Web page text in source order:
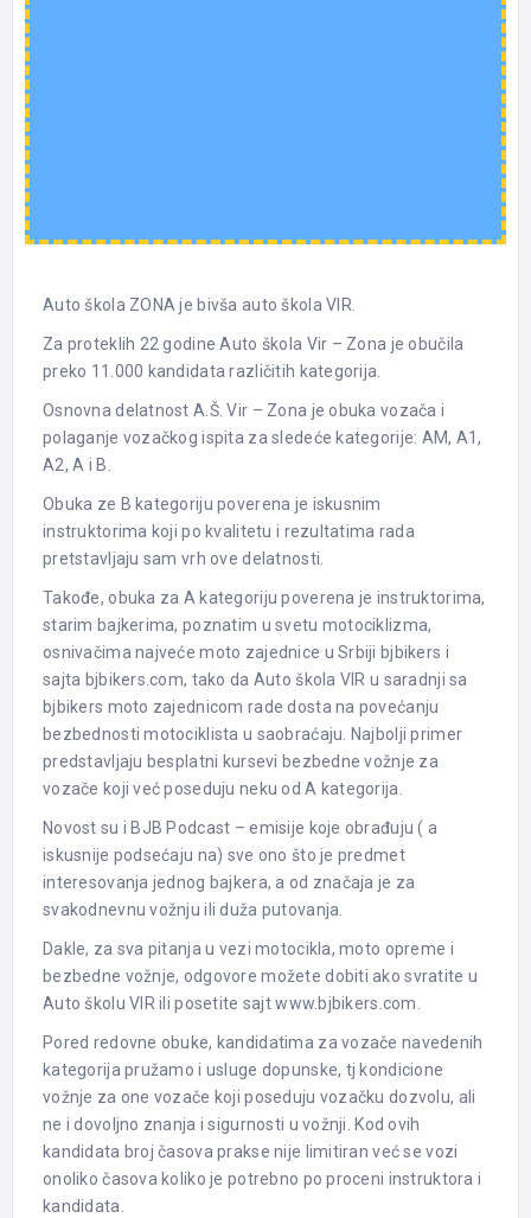
Auto škola ZONA je bivša auto škola VIR.
Za proteklih 22 godine Auto škola Vir – Zona je obučila
preko 11.000 kandidata različitih kategorija.
Osnovna delatnost A.Š. Vir – Zona je obuka vozača i
polaganje vozačkog ispita za sledeće kategorije: AM, A1,
A2, A i B.
Obuka ze B kategoriju poverena je iskusnim
instruktorima koji po kvalitetu i rezultatima rada
pretstavljaju sam vrh ove delatnosti.
Takođe, obuka za A kategoriju poverena je instruktorima,
starim bajkerima, poznatim u svetu motociklizma,
osnivačima najveće moto zajednice u Srbiji bjbikers i
sajta bjbikers.com, tako da Auto škola VIR u saradnji sa
bjbikers moto zajednicom rade dosta na povećanju
bezbednosti motociklista u saobraćaju. Najbolji primer
predstavljaju besplatni kursevi bezbedne vožnje za
vozače koji već poseduju neku od A kategorija.
Novost su i BJB Podcast – emisije koje obrađuju ( a
iskusnije podsećaju na) sve ono što je predmet
interesovanja jednog bajkera, a od značaja je za
svakodnevnu vožnju ili duža putovanja.
Dakle, za sva pitanja u vezi motocikla, moto opreme i
bezbedne vožnje, odgovore možete dobiti ako svratite u
Auto školu VIR ili posetite sajt www.bjbikers.com.
Pored redovne obuke, kandidatima za vozače navedenih
kategorija pružamo i usluge dopunske, tj kondicione
vožnje za one vozače koji poseduju vozačku dozvolu, ali
ne i dovoljno znanja i sigurnosti u vožnji. Kod ovih
kandidata broj časova prakse nije limitiran već se vozi
onoliko časova koliko je potrebno po proceni instruktora i
kandidata.